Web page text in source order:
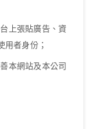
上張貼廣告、資
用者身份；
本網站及本公司